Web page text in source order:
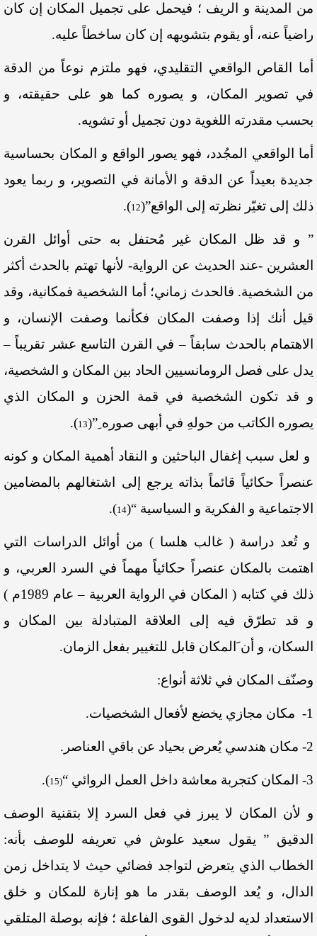
من المدينة و الريف ؛ فيحمل على تجميل المكان إن كان
راضياً عنه، أو يقوم بتشويهه إن كان ساخطاً عليه.
أما القاص الواقعي التقليدي، فهو ملتزم نوعاً من الدقة
في تصوير المكان، و يصوره كما هو على حقيقته، و
بحسب مقدرته اللغوية دون تجميل أو تشويه.
أما الواقعي المجُدد، فهو يصور الواقع و المكان بحساسية
جديدة بعيداً عن الدقة و الأمانة في التصوير، و ربما يعود
ذلك إلى تغيّر نظرته إلى الواقع”(
12
)
.
” و قد ظل المكان غير مُحتفل به حتى أوائل القرن
العشرين -عند الحديث عن الرواية- لأنها تهتم بالحدث أكثر
من الشخصية. فالحدث زماني؛ أما الشخصية فمكانية، وقد
قيل أنك إذا وصفت المكان فكأنما وصفت الإنسان، و
الاهتمام بالحدث سابقاً – في القرن التاسع عشر تقريباً –
يدل على فصل الرومانسيين الحاد بين المكان و الشخصية،
و قد تكون الشخصية في قمة الحزن و المكان الذي
يصوره الكاتب من حولهِ في أبهى صوره ِ”(
13
)
.
و لعل سبب إغفال الباحثين و النقاد أهمية المكان و كونه
عنصراً حكائياً قائماً بذاته يرجع إلى اشتغالهم بالمضامين
الاجتماعية و الفكرية و السياسية “(
14
).
و تُعد دراسة ( غالب هلسا ) من أوائل الدراسات التي
اهتمت بالمكان عنصراً حكائياً مهماً في السرد العربي، و
ذلك في كتابه ( المكان في الرواية العربية – عام 1989م )
و قد تطرّق فيه إلى العلاقة المتبادلة بين المكان و
السكان، و أن َالمكان قابل للتغيير بفعل الزمان.
وصنّف المكان في ثلاثة أنواع:
1- مكان مجازي يخضع لأفعال الشخصيات.
2- مكان هندسي يُعرض بحياد عن باقي العناصر.
3- المكان كتجربة معاشة داخل العمل الروائي “ (15
)
.
و لأن المكان لا يبرز في فعل السرد إلا بتقنية الوصف
الدقيق ” يقول سعيد علوش في تعريفه للوصف بأنه:
الخطاب الذي يتعرض لتواجد فضائي حيث لا يتداخل زمن
الدال، و يُعد الوصف بقدر ما هو إنارة للمكان و خلق
الاستعداد لديه لدخول القوى الفاعلة ؛ فإنه بوصلة المتلقي